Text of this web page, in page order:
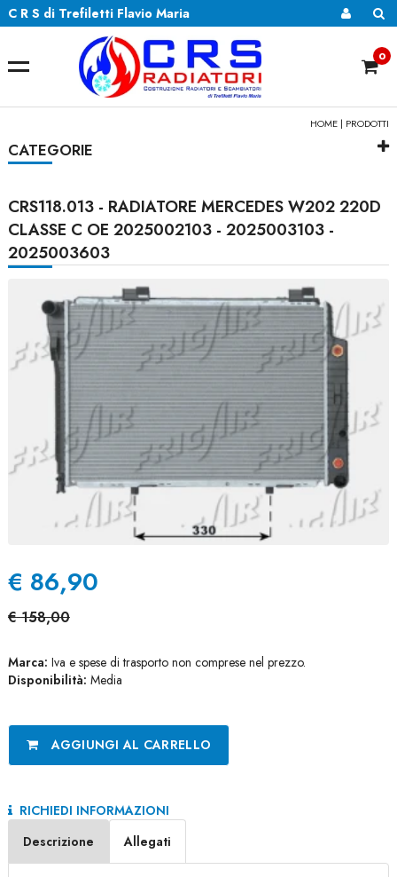
C R S di Trefiletti Flavio Maria
0
HOME | PRODOTTI
CATEGORIE
CRS118.013 - RADIATORE MERCEDES W202 220D
CLASSE C OE 2025002103 - 2025003103 -
2025003603
€ 86,90
€ 158,00
Marca: Iva e spese di trasporto non comprese nel prezzo.
Disponibilità: Media
AGGIUNGI AL CARRELLO
RICHIEDI INFORMAZIONI
Descrizione
Allegati